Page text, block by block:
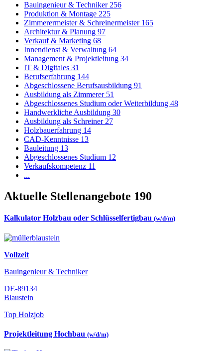
Bauingenieur & Techniker 256
Produktion & Montage 225
Zimmerermeister & Schreinermeister 165
Architektur & Planung 97
Verkauf & Marketing 68
Innendienst & Verwaltung 64
Management & Projektleitung 34
IT & Digitales 31
Berufserfahrung 144
Abgeschlossene Berufsausbildung 91
Ausbildung als Zimmerer 51
Abgeschlossenes Studium oder Weiterbildung 48
Handwerkliche Ausbildung 30
Ausbildung als Schreiner 27
Holzbauerfahrung 14
CAD-Kenntnisse 13
Bauleitung 13
Abgeschlossenes Studium 12
Verkaufskompetenz 11
...
Aktuelle Stellenangebote 190
Kalkulator Holzbau oder Schlüsselfertigbau (w/d/m)
Vollzeit
Bauingenieur & Techniker
DE-89134
Blaustein
Top Holzjob
Projektleitung Hochbau (w/d/m)